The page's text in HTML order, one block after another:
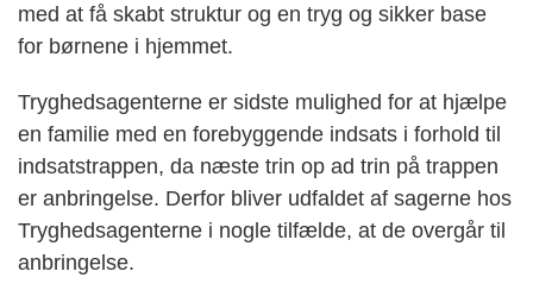
med at få skabt struktur og en tryg og sikker base
for børnene i hjemmet.
Tryghedsagenterne er sidste mulighed for at hjælpe
en familie med en forebyggende indsats i forhold til
indsatstrappen, da næste trin op ad trin på trappen
er anbringelse. Derfor bliver udfaldet af sagerne hos
Tryghedsagenterne i nogle tilfælde, at de overgår til
anbringelse.